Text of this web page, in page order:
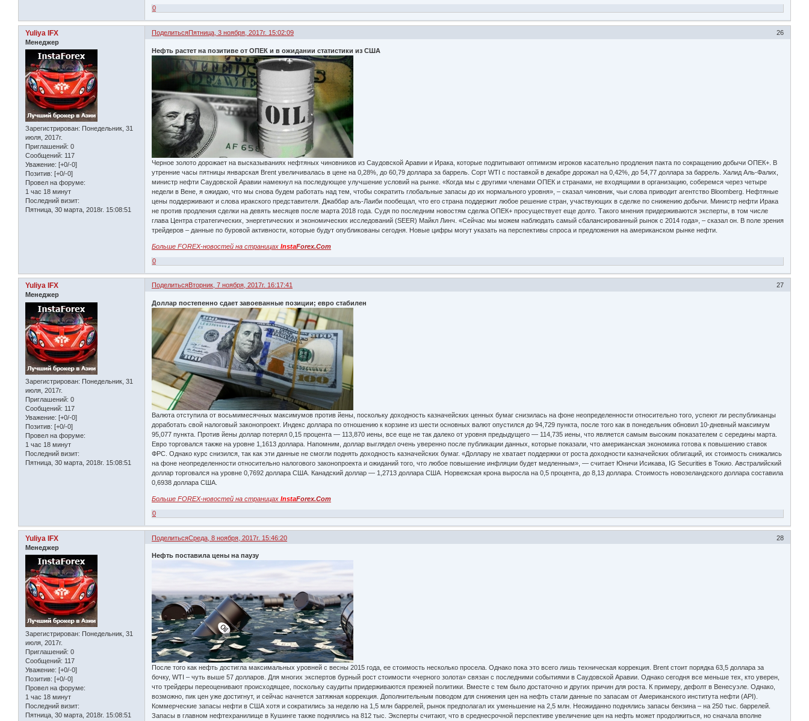
0
Поделиться 26
Пятница, 3 ноября, 2017г. 15:02:09
Yuliya IFX
Менеджер
Зарегистрирован: Понедельник, 31
июля, 2017г.
Приглашений: 0
Сообщений: 117
Уважение: [+0/-0]
Позитив: [+0/-0]
Провел на форуме:
1 час 18 минут
Последний визит:
Пятница, 30 марта, 2018г. 15:08:51
Нефть растет на позитиве от ОПЕК и в ожидании статистики из США
Черное золото дорожает на высказываниях нефтяных чиновников из Саудовской Аравии и Ирака, которые подпитывают оптимизм игроков касательно продления пакта по сокращению добычи ОПЕК+. В
утренние часы пятницы январская Brent увеличивалась в цене на 0,28%, до 60,79 доллара за баррель. Сорт WTI с поставкой в декабре дорожал на 0,42%, до 54,77 доллара за баррель. Халид Аль-Фалих,
министр нефти Саудовской Аравии намекнул на последующее улучшение условий на рынке. «Когда мы с другими членами ОПЕК и странами, не входящими в организацию, соберемся через четыре
недели в Вене, я ожидаю, что мы снова будем работать над тем, чтобы сократить глобальные запасы до их нормального уровня», – сказал чиновник, чьи слова приводит агентство Bloomberg. Нефтяные
цены поддерживают и слова иракского представителя. Джаббар аль-Лаиби пообещал, что его страна поддержит любое решение стран, участвующих в сделке по снижению добычи. Министр нефти Ирака
не против продления сделки на девять месяцев после марта 2018 года. Судя по последним новостям сделка ОПЕК+ просуществует еще долго. Такого мнения придерживаются эксперты, в том числе
глава Центра стратегических, энергетических и экономических исследований (SEER) Майкл Линч. «Сейчас мы можем наблюдать самый сбалансированный рынок с 2014 года», – сказал он. В поле зрения
трейдеров – данные по буровой активности, которые будут опубликованы сегодня. Новые цифры могут указать на перспективы спроса и предложения на американском рынке нефти.
Больше FOREX-новостей на страницахInstaForex.Com
0
Поделиться 27
Вторник, 7 ноября, 2017г. 16:17:41
Yuliya IFX
Менеджер
Зарегистрирован: Понедельник, 31
июля, 2017г.
Приглашений: 0
Сообщений: 117
Уважение: [+0/-0]
Позитив: [+0/-0]
Провел на форуме:
1 час 18 минут
Последний визит:
Пятница, 30 марта, 2018г. 15:08:51
Доллар постепенно сдает завоеванные позиции; евро стабилен
Валюта отступила от восьмимесячных максимумов против йены, поскольку доходность казначейских ценных бумаг снизилась на фоне неопределенности относительно того, успеют ли республиканцы
доработать свой налоговый законопроект. Индекс доллара по отношению к корзине из шести основных валют опустился до 94,729 пункта, после того как в понедельник обновил 10-дневный максимум
95,077 пункта. Против йены доллар потерял 0,15 процента — 113,870 иены, все еще не так далеко от уровня предыдущего — 114,735 иены, что является самым высоким показателем с середины марта.
Евро торговался также на уровне 1,1613 доллара. Напомним, доллар выглядел очень уверенно после публикации данных, которые показали, что американская экономика готова к повышению ставок
ФРС. Однако курс снизился, так как эти данные не смогли поднять доходность казначейских бумаг. «Доллару не хватает поддержки от роста доходности казначейских облигаций, их стоимость снижались
на фоне неопределенности относительно налогового законопроекта и ожиданий того, что любое повышение инфляции будет медленным», — считает Юничи Исикава, IG Securities в Токио. Австралийский
доллар торговался на уровне 0,7692 доллара США. Канадский доллар — 1,2713 доллара США. Норвежская крона выросла на 0,5 процента, до 8,13 доллара. Стоимость новозеландского доллара составила
0,6938 доллара США.
Больше FOREX-новостей на страницахInstaForex.Com
0
Поделиться 28
Среда, 8 ноября, 2017г. 15:46:20
Yuliya IFX
Менеджер
Зарегистрирован: Понедельник, 31
июля, 2017г.
Приглашений: 0
Сообщений: 117
Уважение: [+0/-0]
Позитив: [+0/-0]
Провел на форуме:
1 час 18 минут
Последний визит:
Пятница, 30 марта, 2018г. 15:08:51
Нефть поставила цены на паузу
После того как нефть достигла максимальных уровней с весны 2015 года, ее стоимость несколько просела. Однако пока это всего лишь техническая коррекция. Brent стоит порядка 63,5 доллара за
бочку, WTI – чуть выше 57 долларов. Для многих экспертов бурный рост стоимости «черного золота» связан с последними событиями в Саудовской Аравии. Однако сегодня все меньше тех, кто уверен,
что трейдеры переоценивают происходящее, поскольку саудиты придерживаются прежней политики. Вместе с тем было достаточно и других причин для роста. К примеру, дефолт в Венесуэле. Однако,
возможно, пик цен уже достигнут, и сейчас начнется затяжная коррекция. Дополнительным поводом для снижения цен на нефть стали данные по запасам от Американского института нефти (API).
Коммерческие запасы нефти в США хотя и сократились за неделю на 1,5 млн баррелей, рынок предполагал их уменьшение на 2,5 млн. Неожиданно поднялись запасы бензина – на 250 тыс. баррелей.
Запасы в главном нефтехранилище в Кушинге также поднялись на 812 тыс. Эксперты считают, что в среднесрочной перспективе увеличение цен на нефть может продолжиться, но сначала вполне